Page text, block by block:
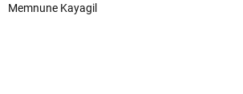
Memnune Kayagil